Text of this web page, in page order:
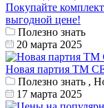
Покупайте
выгодной цене!
Полезно знать
20 марта 2025
Новая партия ТМ
Полезно знать ,
17 марта 2025